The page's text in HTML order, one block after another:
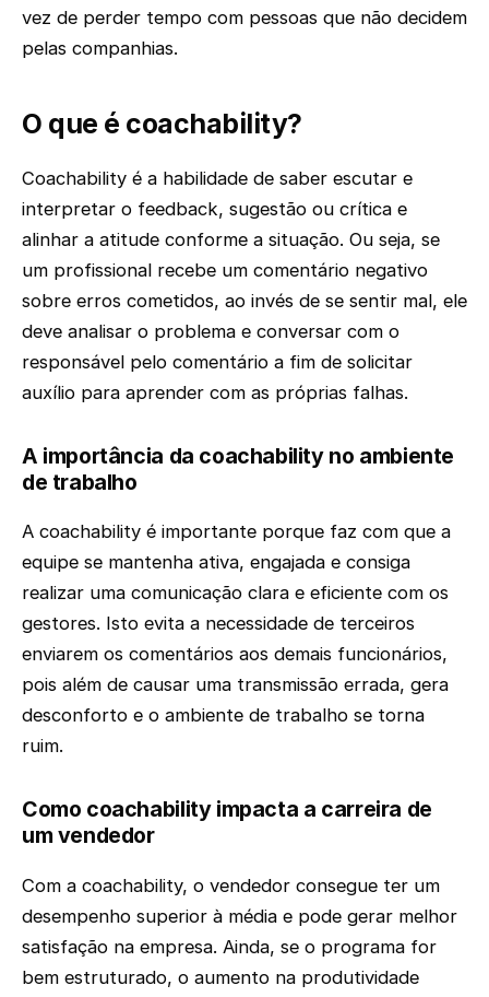
vez de perder tempo com pessoas que não decidem
pelas companhias.
O que é coachability?
Coachability é a habilidade de saber escutar e
interpretar o feedback, sugestão ou crítica e
alinhar a atitude conforme a situação. Ou seja, se
um profissional recebe um comentário negativo
sobre erros cometidos, ao invés de se sentir mal, ele
deve analisar o problema e conversar com o
responsável pelo comentário a fim de solicitar
auxílio para aprender com as próprias falhas.
A importância da coachability no ambiente
de trabalho
A coachability é importante porque faz com que a
equipe se mantenha ativa, engajada e consiga
realizar uma comunicação clara e eficiente com os
gestores. Isto evita a necessidade de terceiros
enviarem os comentários aos demais funcionários,
pois além de causar uma transmissão errada, gera
desconforto e o ambiente de trabalho se torna
ruim.
Como coachability impacta a carreira de
um vendedor
Com a coachability, o vendedor consegue ter um
desempenho superior à média e pode gerar melhor
satisfação na empresa. Ainda, se o programa for
bem estruturado, o aumento na produtividade